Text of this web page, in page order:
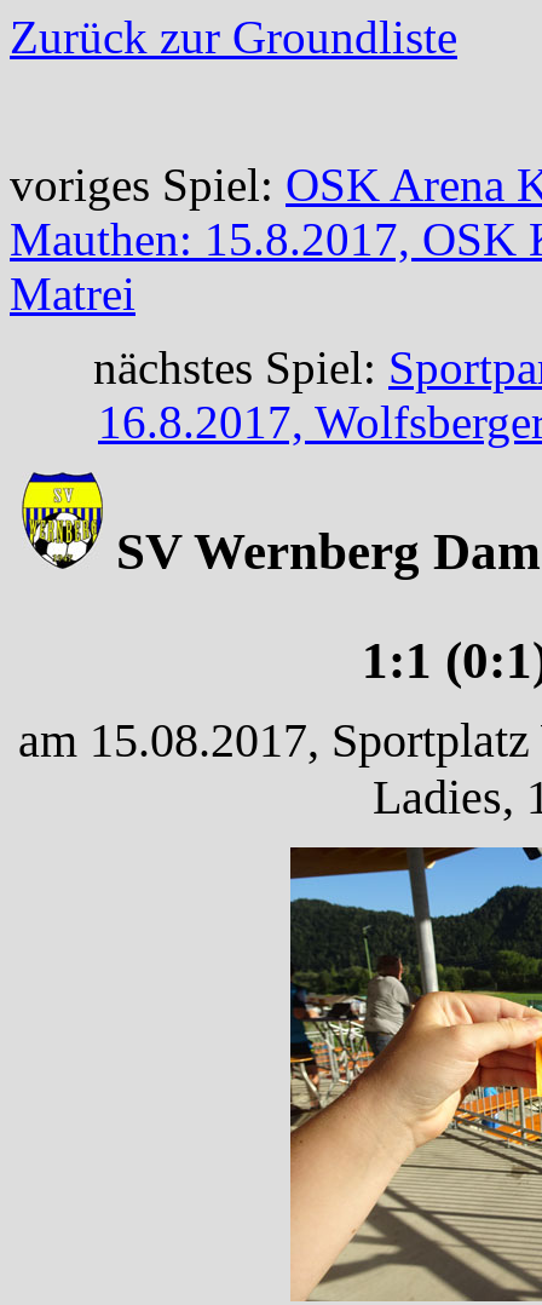
Zurück zur Groundliste
voriges Spiel: OSK Arena
Mauthen: 15.8.2017, OSK
Matrei
nächstes Spiel:
16.8.2017,
SV Wernberg
1:1
am 15.08.2017,
Ladies,